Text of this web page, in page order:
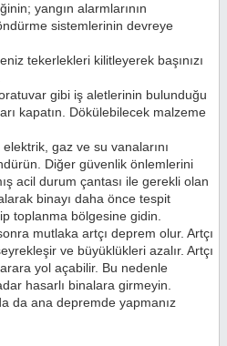
yangın alarmlarının
sistemlerinin devreye
tekerlekleri kilitleyerek başınızı
gibi iş aletlerinin bulunduğu
kapatın. Dökülebilecek malzeme
gaz ve su vanalarını
Diğer güvenlik önlemlerini
acil durum çantası ile gerekli olan
binayı daha önce tespit
toplanma bölgesine gidin.
mutlaka artçı deprem olur. Artçı
ve büyüklükleri azalır. Artçı
yol açabilir. Bu nedenle
hasarlı binalara girmeyin.
da ana depremde yapmanız